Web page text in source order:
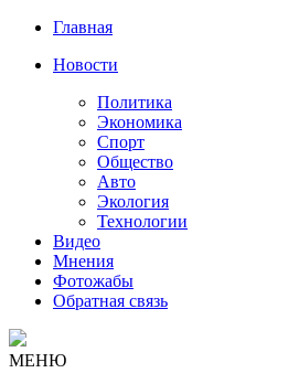
Главная
Новости
Политика
Экономика
Спорт
Общество
Авто
Экология
Технологии
Видео
Мнения
Фотожабы
Обратная связь
МЕНЮ